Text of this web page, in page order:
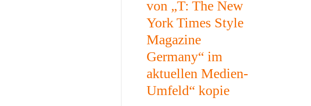
von „T: The New
York Times Style
Magazine
Germany“ im
aktuellen Medien-
Umfeld“ kopie